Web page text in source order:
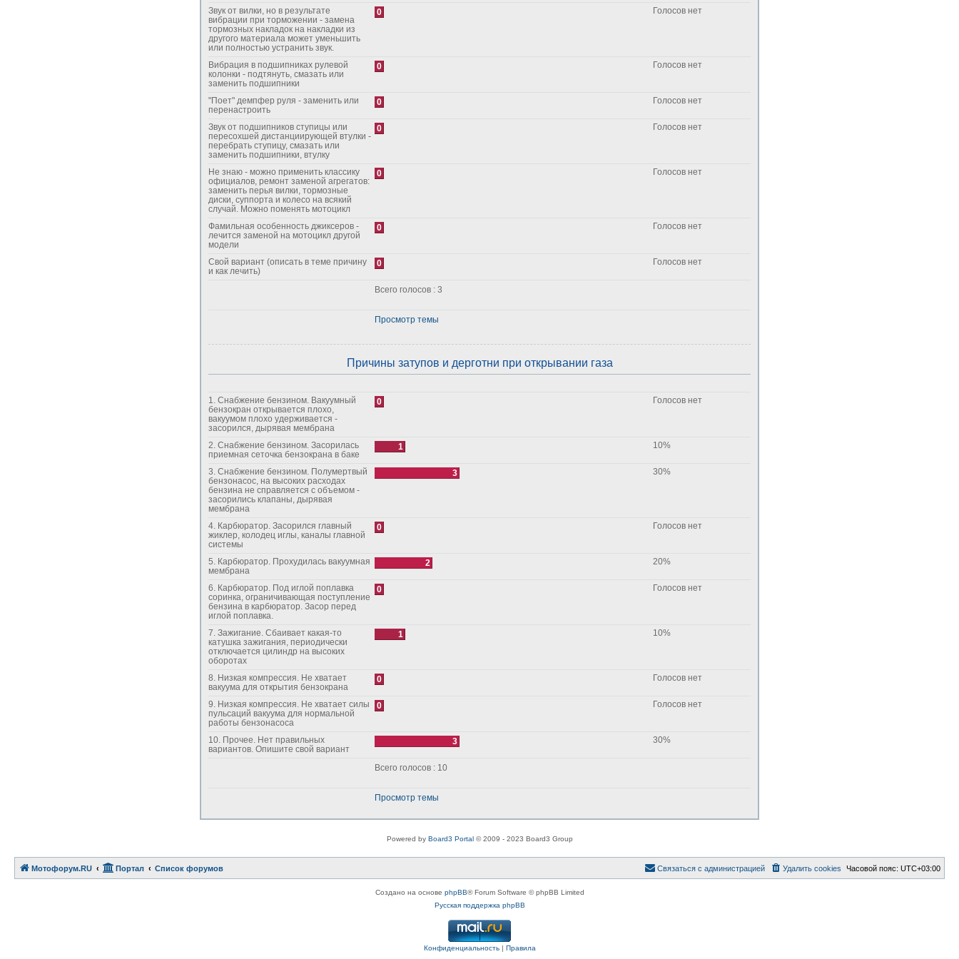
Звук от вилки, но в результате
вибрации при торможении - замена
тормозных накладок на накладки из
другого материала может уменьшить
или полностью устранить звук.
0 Голосов нет
Вибрация в подшипниках рулевой
колонки - подтянуть, смазать или
заменить подшипники
0 Голосов нет
"Поет" демпфер руля - заменить или
перенастроить
0 Голосов нет
Звук от подшипников ступицы или
пересохшей дистанциирующей втулки -
перебрать ступицу, смазать или
заменить подшипники, втулку
0 Голосов нет
Не знаю - можно применить классику
официалов, ремонт заменой агрегатов:
заменить перья вилки, тормозные
диски, суппорта и колесо на всякий
случай. Можно поменять мотоцикл
0 Голосов нет
Фамильная особенность джиксеров -
лечится заменой на мотоцикл другой
модели
0 Голосов нет
Свой вариант (описать в теме причину
и как лечить)
0 Голосов нет
Всего голосов : 3
Просмотр темы
Причины затупов и дерготни при открывании газа
1. Снабжение бензином. Вакуумный
бензокран открывается плохо,
вакуумом плохо удерживается -
засорился, дырявая мембрана
0 Голосов нет
2. Снабжение бензином. Засорилась
приемная сеточка бензокрана в баке
1 10%
3. Снабжение бензином. Полумертвый
бензонасос, на высоких расходах
бензина не справляется с объемом -
засорились клапаны, дырявая
мембрана
3 30%
4. Карбюратор. Засорился главный
жиклер, колодец иглы, каналы главной
системы
0 Голосов нет
5. Карбюратор. Прохудилась вакуумная
мембрана
2 20%
6. Карбюратор. Под иглой поплавка
соринка, ограничивающая поступление
бензина в карбюратор. Засор перед
иглой поплавка.
0 Голосов нет
7. Зажигание. Сбаивает какая-то
катушка зажигания, периодически
отключается цилиндр на высоких
оборотах
1 10%
8. Низкая компрессия. Не хватает
вакуума для открытия бензокрана
0 Голосов нет
9. Низкая компрессия. Не хватает силы
пульсаций вакуума для нормальной
работы бензонасоса
0 Голосов нет
10. Прочее. Нет правильных
вариантов. Опишите свой вариант
3 30%
Всего голосов : 10
Просмотр темы
Powered by Board3 Portal© 2009 - 2023 Board3 Group
Мотофорум.RU Портал Список форумов Часовой пояс: UTC+03:00
Удалить cookies
Связаться с администрацией
Создано на основе phpBB® Forum Software © phpBB Limited
Русская поддержка phpBB
Конфиденциальность| Правила